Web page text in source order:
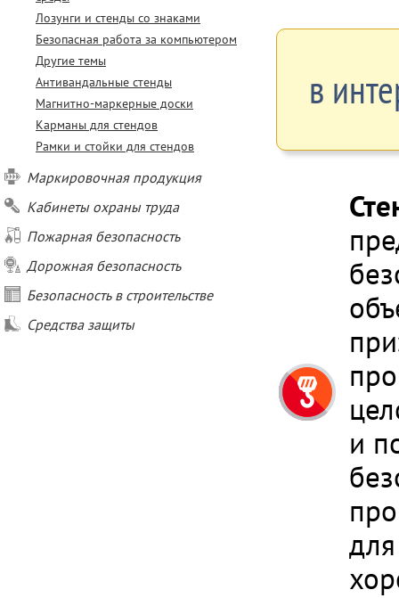
Лозунги и стенды со знаками
Безопасная работа за компьютером
Другие темы
Антивандальные стенды
Магнитно-маркерные доски
Карманы для стендов
Рамки и стойки для стендов
Маркировочная продукция
Кабинеты охраны труда
Пожарная безопасность
Дорожная безопасность
Безопасность в строительстве
Средства защиты
в
и